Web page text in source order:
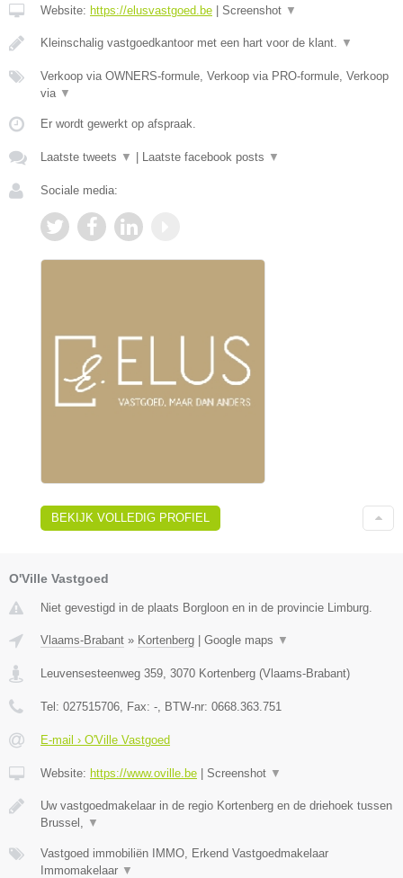
Website: https://elusvastgoed.be Screenshot ▼
Kleinschalig vastgoedkantoor met een hart voor de klant. ▼
Verkoop via OWNERS-formule, Verkoop via PRO-formule, Verkoop
via ▼
Er wordt gewerkt op afspraak.
Laatste tweets ▼ Laatste facebook posts ▼
Sociale media:
BEKIJK VOLLEDIG PROFIEL
O'Ville Vastgoed
Niet gevestigd in de plaats Borgloon en in de provincie Limburg.
Vlaams-Brabant » Kortenberg Google maps ▼
Leuvensesteenweg 359, 3070 Kortenberg (Vlaams-Brabant)
Tel: 027515706, Fax: -, BTW-nr: 0668.363.751
E-mail › O'Ville Vastgoed
Website: https://www.oville.be Screenshot ▼
Uw vastgoedmakelaar in de regio Kortenberg en de driehoek tussen
Brussel, ▼
Vastgoed immobiliën IMMO, Erkend Vastgoedmakelaar
Immomakelaar ▼